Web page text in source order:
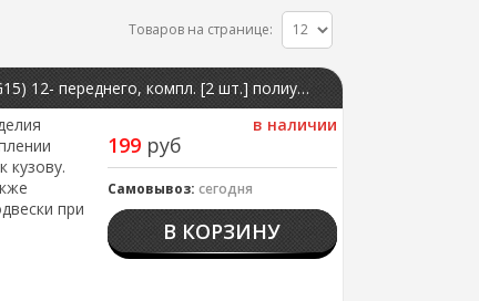
Товаров на странице:
Втулка стабилизатора В_ LARGUS 12-; RENAULT LOGAN 04-; NISSAN ALMERA (G15) 12- переднего, компл. [2 шт.] полиуретан ПИК !Распродажа
в наличии
199 руб
Самовывоз: сегодня
В КОРЗИНУ
кузову.
при